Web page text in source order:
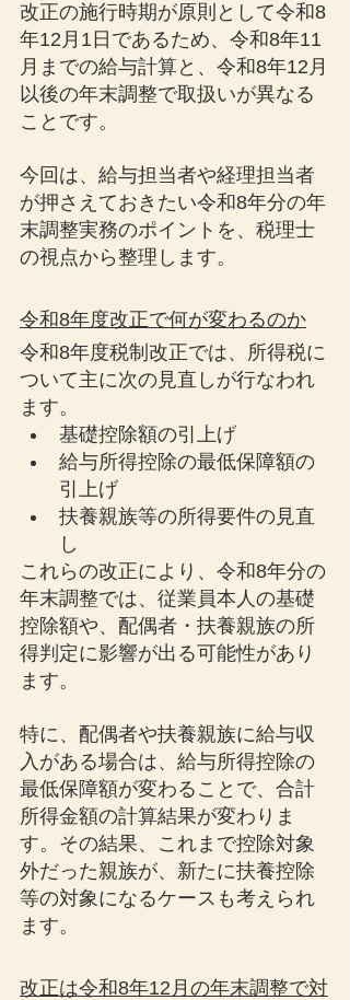
改正の施行時期が原則として令和8
年12月1日であるため、令和8年11
月までの給与計算と、令和8年12月
以後の年末調整で取扱いが異なる
ことです。
今回は、給与担当者や経理担当者
が押さえておきたい令和8年分の年
末調整実務のポイントを、税理士
の視点から整理します。
令和8年度改正で何が変わるのか
令和8年度税制改正では、所得税に
ついて主に次の見直しが行なわれ
ます。
基礎控除額の引上げ
給与所得控除の最低保障額の
引上げ
扶養親族等の所得要件の見直
し
これらの改正により、令和8年分の
年末調整では、従業員本人の基礎
控除額や、配偶者・扶養親族の所
得判定に影響が出る可能性があり
ます。
特に、配偶者や扶養親族に給与収
入がある場合は、給与所得控除の
最低保障額が変わることで、合計
所得金額の計算結果が変わりま
す。その結果、これまで控除対象
外だった親族が、新たに扶養控除
等の対象になるケースも考えられ
ます。
改正は令和8年12月の年末調整で対